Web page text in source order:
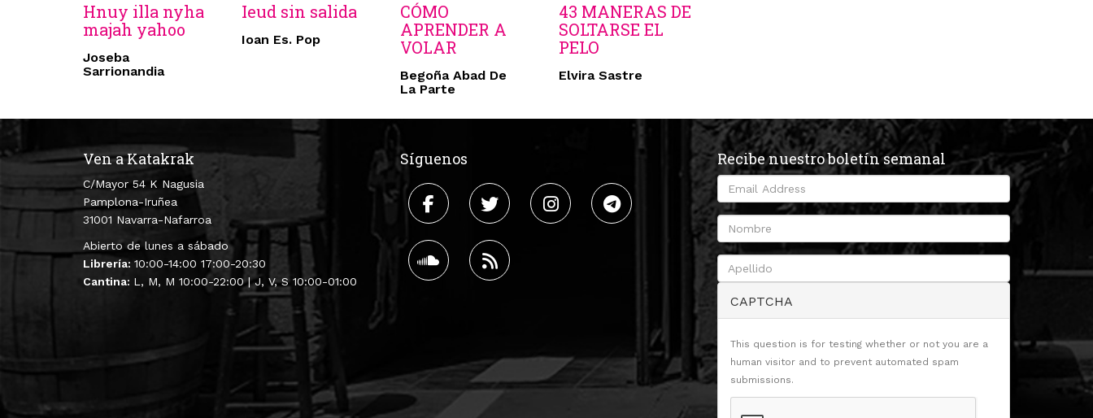
Hnuy illa nyha
majah yahoo
Joseba
Sarrionandia
Ieud sin salida
Ioan Es. Pop
CÓMO
APRENDER A
VOLAR
Begoña Abad De
La Parte
43 MANERAS DE
SOLTARSE EL
PELO
Elvira Sastre
Ven a Katakrak
C/Mayor 54 K Nagusia
Pamplona-Iruñea
31001 Navarra-Nafarroa
Abierto de lunes a sábado
Librería: 10:00-14:00 17:00-20:30
Cantina: L, M, M 10:00-22:00 | J, V, S 10:00-01:00
Síguenos Recibe nuestro boletín semanal
CAPTCHA
This question is for testing whether or not you are a
human visitor and to prevent automated spam
submissions.